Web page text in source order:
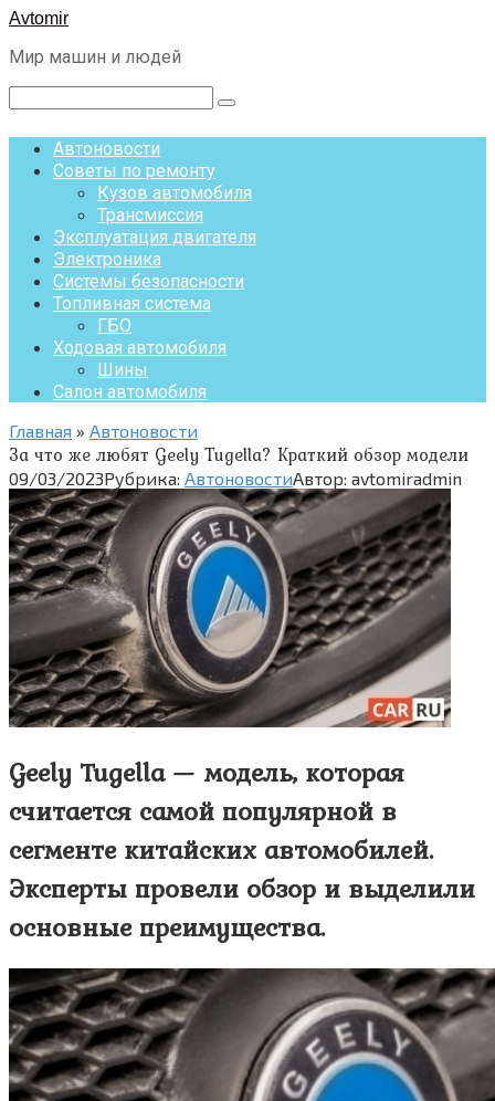
Перейти
контенту
Avtomir
Мир машин и людей
Поиск:
Автоновости
Советы по ремонту
Кузов автомобиля
Трансмиссия
Эксплуатация двигателя
Электроника
Системы безопасности
Топливная система
ГБО
Ходовая автомобиля
Шины
Салон автомобиля
Главная » Автоновости
За что же любят Geely Tugella? Краткий обзор модели
09/03/2023Рубрика: АвтоновостиАвтор: avtomiradmin
Geely Tugella — модель, которая
считается самой популярной в
сегменте китайских автомобилей.
Эксперты провели обзор и выделили
основные преимущества.